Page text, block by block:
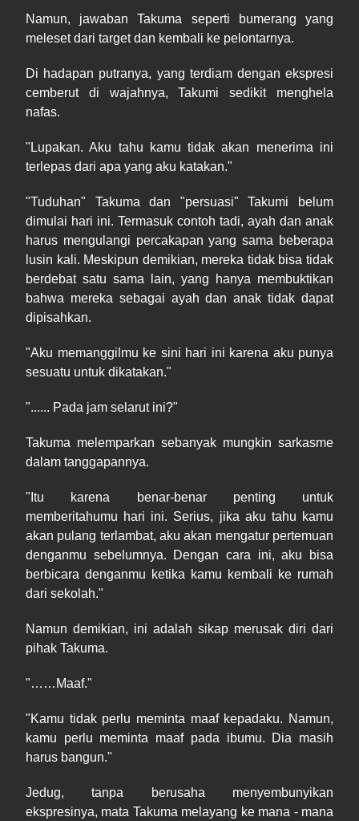
Namun, jawaban Takuma seperti bumerang yang
meleset dari target dan kembali ke pelontarnya.
Di hadapan putranya, yang terdiam dengan ekspresi
cemberut di wajahnya, Takumi sedikit menghela
nafas.
"Lupakan. Aku tahu kamu tidak akan menerima ini
terlepas dari apa yang aku katakan."
"Tuduhan" Takuma dan "persuasi" Takumi belum
dimulai hari ini. Termasuk contoh tadi, ayah dan anak
harus mengulangi percakapan yang sama beberapa
lusin kali. Meskipun demikian, mereka tidak bisa tidak
berdebat satu sama lain, yang hanya membuktikan
bahwa mereka sebagai ayah dan anak tidak dapat
dipisahkan.
"Aku memanggilmu ke sini hari ini karena aku punya
sesuatu untuk dikatakan."
"...... Pada jam selarut ini?"
Takuma melemparkan sebanyak mungkin sarkasme
dalam tanggapannya.
"Itu karena benar-benar penting untuk
memberitahumu hari ini. Serius, jika aku tahu kamu
akan pulang terlambat, aku akan mengatur pertemuan
denganmu sebelumnya. Dengan cara ini, aku bisa
berbicara denganmu ketika kamu kembali ke rumah
dari sekolah."
Namun demikian, ini adalah sikap merusak diri dari
pihak Takuma.
"……Maaf."
"Kamu tidak perlu meminta maaf kepadaku. Namun,
kamu perlu meminta maaf pada ibumu. Dia masih
harus bangun."
Jedug, tanpa berusaha menyembunyikan
ekspresinya, mata Takuma melayang ke mana - mana